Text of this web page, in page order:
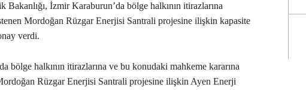
Bakanlığı, İzmir Karaburun’da bölge halkının itirazlarına
Mordoğan Rüzgar Enerjisi Santrali projesine ilişkin kapasite
verdi.
bölge halkının itirazlarına ve bu konudaki mahkeme kararına
Rüzgar Enerjisi Santrali projesine ilişkin Ayen Enerji